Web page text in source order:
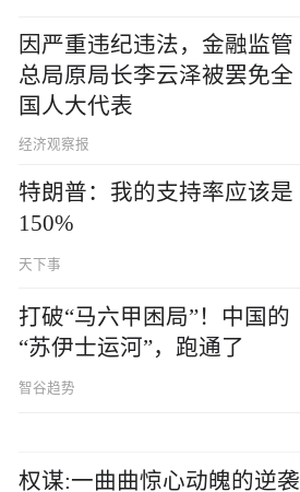
因严重违纪违法，金融监管
总局原局长李云泽被罢免全
国人大代表
经济观察报
特朗普：我的支持率应该是
150%
天下事
打破“马六甲困局”！中国的
“苏伊士运河”，跑通了
智谷趋势
权谋:一曲曲惊心动魄的逆袭